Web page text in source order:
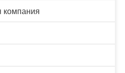
компания